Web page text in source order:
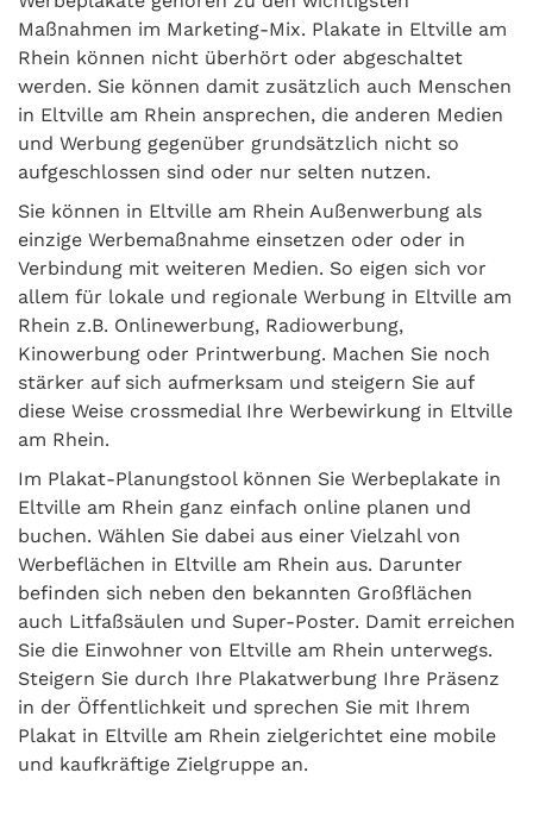
Maßnahmen im Marketing-Mix. Plakate in Eltville am
Rhein können nicht überhört oder abgeschaltet
werden. Sie können damit zusätzlich auch Menschen
in Eltville am Rhein ansprechen, die anderen Medien
und Werbung gegenüber grundsätzlich nicht so
aufgeschlossen sind oder nur selten nutzen.
Sie können in Eltville am Rhein Außenwerbung als
einzige Werbemaßnahme einsetzen oder oder in
Verbindung mit weiteren Medien. So eigen sich vor
allem für lokale und regionale Werbung in Eltville am
Rhein z.B. Onlinewerbung, Radiowerbung,
Kinowerbung oder Printwerbung. Machen Sie noch
stärker auf sich aufmerksam und steigern Sie auf
diese Weise crossmedial Ihre Werbewirkung in Eltville
am Rhein.
Im Plakat-Planungstool können Sie Werbeplakate in
Eltville am Rhein ganz einfach online planen und
buchen. Wählen Sie dabei aus einer Vielzahl von
Werbeflächen in Eltville am Rhein aus. Darunter
befinden sich neben den bekannten Großflächen
auch Litfaßsäulen und Super-Poster. Damit erreichen
Sie die Einwohner von Eltville am Rhein unterwegs.
Steigern Sie durch Ihre Plakatwerbung Ihre Präsenz
in der Öffentlichkeit und sprechen Sie mit Ihrem
Plakat in Eltville am Rhein zielgerichtet eine mobile
und kaufkräftige Zielgruppe an.